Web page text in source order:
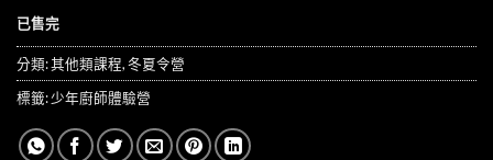
已售完
分類:其他類課程,冬夏令營
標籤:少年廚師體驗營